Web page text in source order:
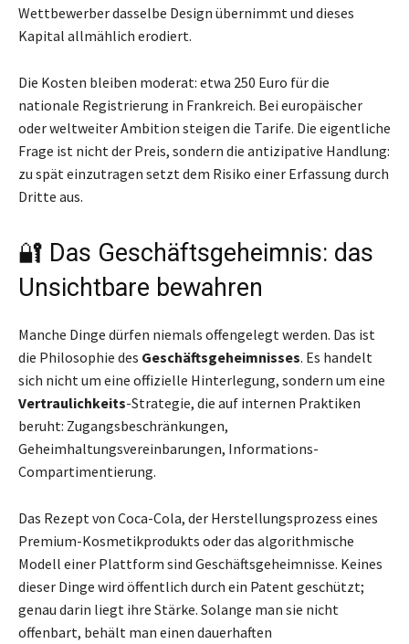
Wettbewerber dasselbe Design übernimmt und dieses
Kapital allmählich erodiert.
Die Kosten bleiben moderat: etwa 250 Euro für die
nationale Registrierung in Frankreich. Bei europäischer
oder weltweiter Ambition steigen die Tarife. Die eigentliche
Frage ist nicht der Preis, sondern die antizipative Handlung:
zu spät einzutragen setzt dem Risiko einer Erfassung durch
Dritte aus.
🔐 Das Geschäftsgeheimnis: das
Unsichtbare bewahren
Manche Dinge dürfen niemals offengelegt werden. Das ist
die Philosophie des Geschäftsgeheimnisses. Es handelt
sich nicht um eine offizielle Hinterlegung, sondern um eine
Vertraulichkeits-Strategie, die auf internen Praktiken
beruht: Zugangsbeschränkungen,
Geheimhaltungsvereinbarungen, Informations-
Compartimentierung.
Das Rezept von Coca-Cola, der Herstellungsprozess eines
Premium-Kosmetikprodukts oder das algorithmische
Modell einer Plattform sind Geschäftsgeheimnisse. Keines
dieser Dinge wird öffentlich durch ein Patent geschützt;
genau darin liegt ihre Stärke. Solange man sie nicht
offenbart, behält man einen dauerhaften